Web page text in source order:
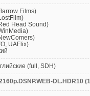
Films)
Head Sound)
UAFlix)
(full, SDH)
DL.HDR10